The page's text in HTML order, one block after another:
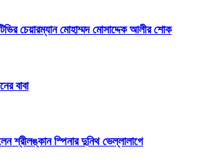
চেয়ারম্যান মোহাম্মদ মোসাদ্দেক আলীর শোক
বাবা
শ্রীলঙ্কান স্পিনার দুনিথ ভেল্লালাগে